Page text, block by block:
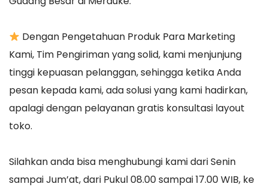
Dengan Pengetahuan Produk Para Marketing
Kami, Tim Pengiriman yang solid, kami menjunjung
tinggi kepuasan pelanggan, sehingga ketika Anda
pesan kepada kami, ada solusi yang kami hadirkan,
apalagi dengan pelayanan gratis konsultasi layout
toko.
Silahkan anda bisa menghubungi kami dari Senin
sampai Jum’at, dari Pukul 08.00 sampai 17.00 WIB, ke